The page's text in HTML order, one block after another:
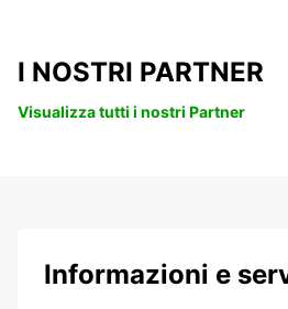
I NOSTRI PARTNER
Visualizza tutti i nostri Partner
Informazioni e